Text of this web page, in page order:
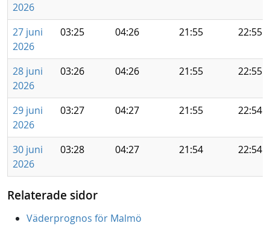
2026
27 juni
2026
03:25 04:26 21:55 22:55
28 juni
2026
03:26 04:26 21:55 22:55
29 juni
2026
03:27 04:27 21:55 22:54
30 juni
2026
03:28 04:27 21:54 22:54
Relaterade sidor
Väderprognos för Malmö